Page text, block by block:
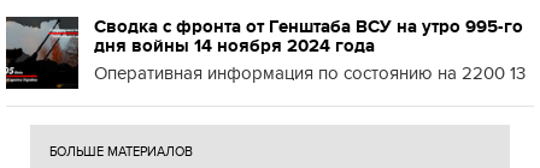
Сводка с фронта от Генштаба ВСУ на утро 995-го
дня войны 14 ноября 2024 года
Оперативная информация по состоянию на 2200 13
БОЛЬШЕ МАТЕРИАЛОВ